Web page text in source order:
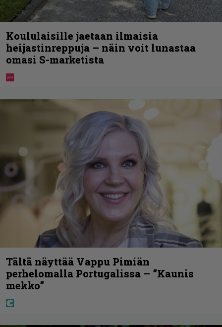
Koululaisille jaetaan ilmaisia
heijastinreppuja – näin voit lunastaa
omasi S-marketista
Tältä näyttää Vappu Pimiän
perhelomalla Portugalissa – ”Kaunis
mekko”